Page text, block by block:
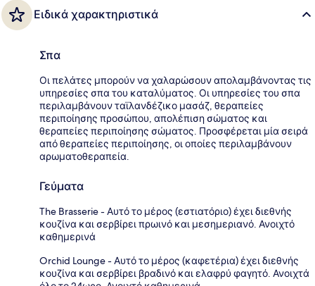
Ειδικά χαρακτηριστικά
Σπα
Οι πελάτες μπορούν να χαλαρώσουν απολαμβάνοντας τις
υπηρεσίες σπα του καταλύματος. Οι υπηρεσίες του σπα
περιλαμβάνουν ταϊλανδέζικο μασάζ, θεραπείες
περιποίησης προσώπου, απολέπιση σώματος και
θεραπείες περιποίησης σώματος. Προσφέρεται μία σειρά
από θεραπείες περιποίησης, οι οποίες περιλαμβάνουν
αρωματοθεραπεία.
Γεύματα
The Brasserie - Αυτό το μέρος (εστιατόριο) έχει διεθνής
κουζίνα και σερβίρει πρωινό και μεσημεριανό. Ανοιχτό
καθημερινά
Orchid Lounge - Αυτό το μέρος (καφετέρια) έχει διεθνής
κουζίνα και σερβίρει βραδινό και ελαφρύ φαγητό. Ανοιχτά